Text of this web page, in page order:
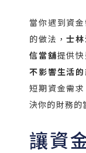
當你遇到資
的做法，士
信當舖提供
不影響生活
短期資金需
決你的財務的
讓資